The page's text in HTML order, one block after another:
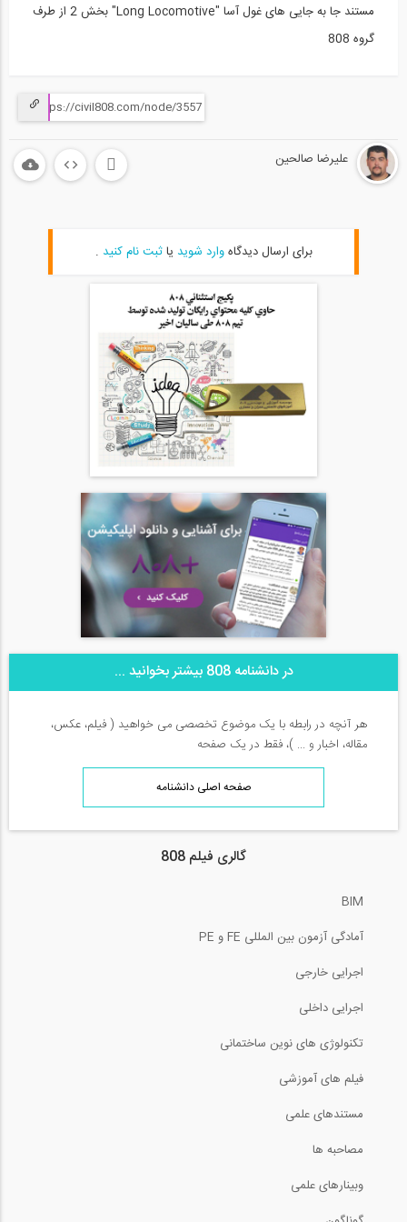
مستند جا به جایی های غول آسا "Long Locomotive" بخش 2 از طرف
گروه 808
علیرضا صالحین
برای ارسال دیدگاهوارد شوید یاثبت نام کنید .
در دانشنامه 808 بیشتر بخوانید ...
هر آنچه در رابطه با یک موضوع تخصصی می خواهید ( فیلم، عکس،
مقاله، اخبار و ... )، فقط در یک صفحه
صفحه اصلی دانشنامه
گالری فیلم 808
BIM
آمادگی آزمون بین المللی FE و PE
اجرایی خارجی
اجرایی داخلی
تکنولوژی های نوین ساختمانی
فیلم های آموزشی
مستندهای علمی
مصاحبه ها
وبینارهای علمی